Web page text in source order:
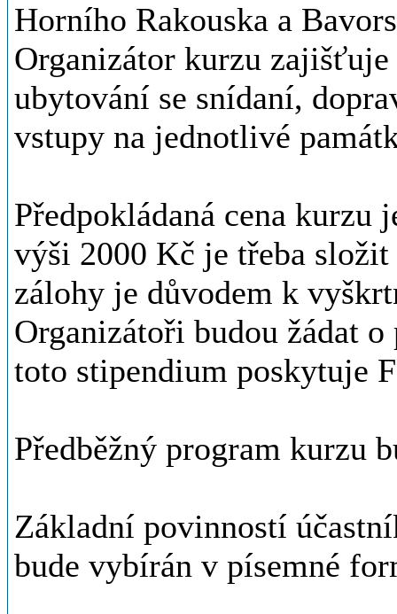
Horního Rakouska a
Organizátor kurzu
ubytování se snídaní,
vstupy na jednotlivé
Předpokládaná cena kurzu
výši 2000 Kč je třeba
zálohy je důvodem k
Organizátoři budou žádat
toto stipendium poskytuje
Předběžný program kurzu
Základní povinností
bude vybírán v písemné